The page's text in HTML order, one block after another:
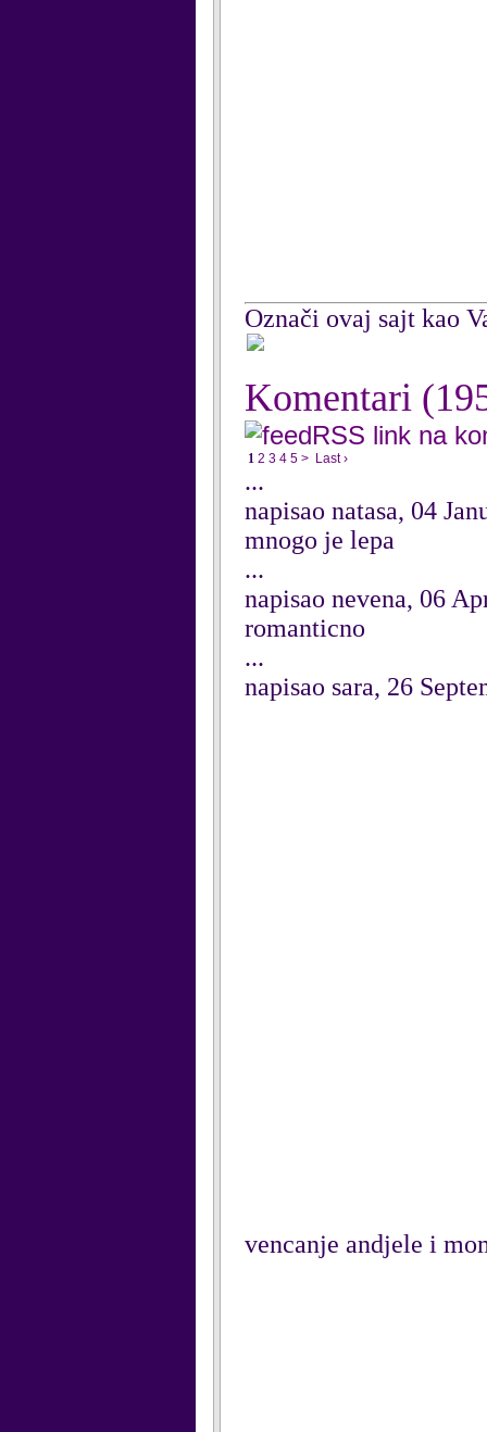
Označi ovaj sajt kao
Komentari
RSS link na
1 2 3 4 5 > Last ›
...
napisao natasa, 04
mnogo je lepa
...
napisao nevena, 06
romanticno
...
napisao sara, 26
vencanje andjele i